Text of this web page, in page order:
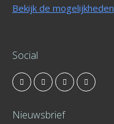
Bekijk de mogelijkheden
Social
Nieuwsbrief